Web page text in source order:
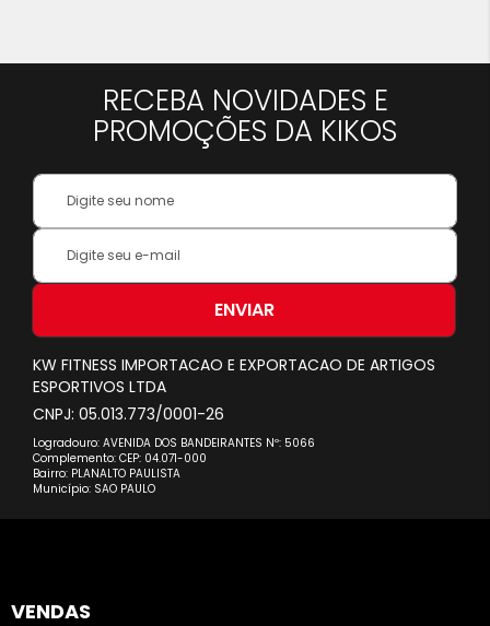
a
RECEBA NOVIDADES E
PROMOÇÕES DA KIKOS
Your
Name:
Inscreva-
na
Newsletter:
ENVIAR
KW FITNESS IMPORTACAO E EXPORTACAO DE ARTIGOS
ESPORTIVOS LTDA
CNPJ: 05.013.773/0001-26
Logradouro: AVENIDA DOS BANDEIRANTES Nº: 5066
Complemento: CEP: 04.071-000
Bairro: PLANALTO PAULISTA
Município: SAO PAULO
VENDAS